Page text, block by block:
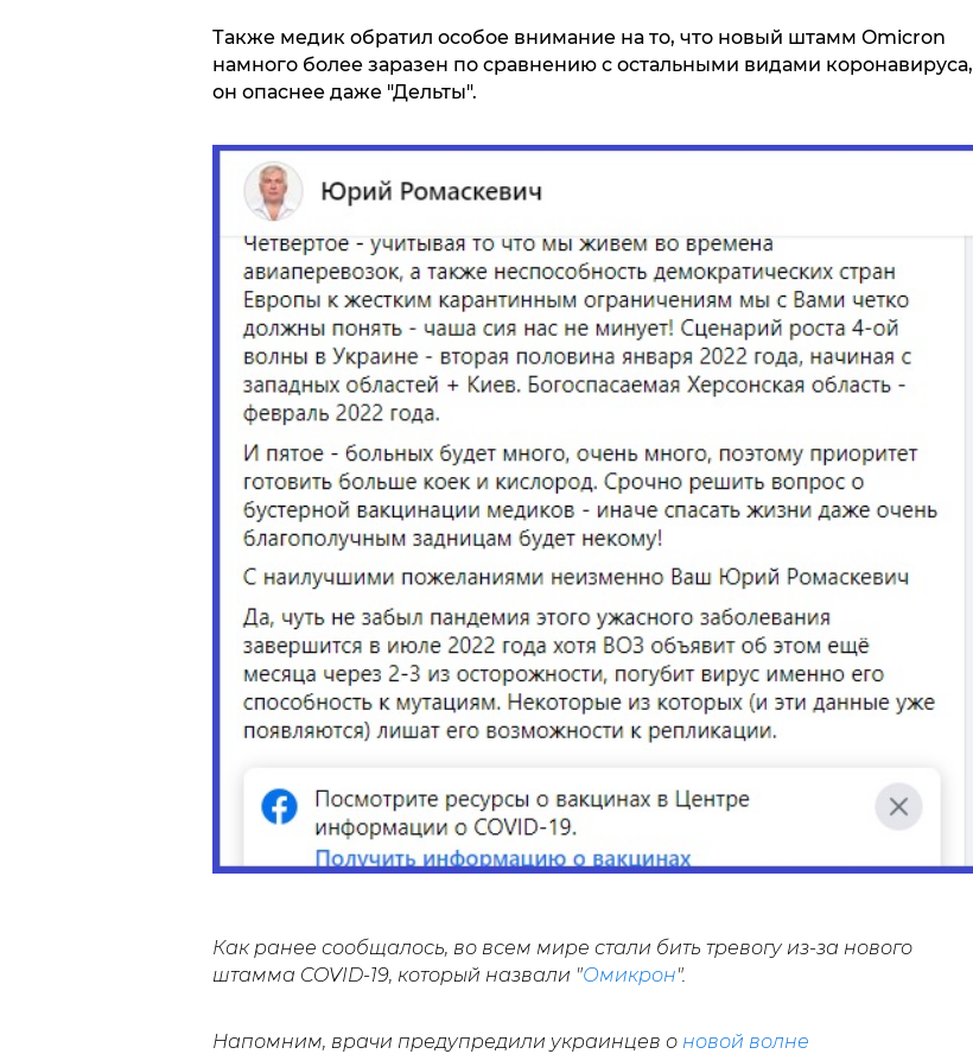
Также медик обратил особое внимание на то, что новый штамм Omicron
намного более заразен по сравнению с остальными видами коронавируса,
он опаснее даже "Дельты".
Как ранее сообщалось, во всем мире стали бить тревогу из-за нового
штамма COVID-19, который назвали "Омикрон".
Напомним, врачи предупредили украинцев о новой волне